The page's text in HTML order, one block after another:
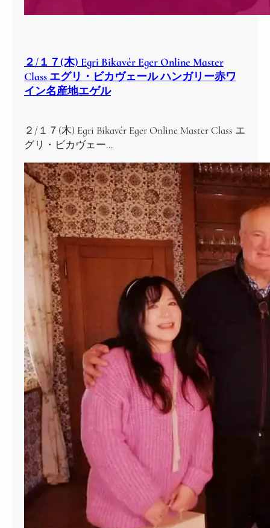
２/１７(木) Egri Bikavér Eger Online Master
Class エグリ・ビカヴェール ハンガリー赤ワ
イン名産地エゲル
２/１７(木) Egri Bikavér Eger Online Master Class エ
グリ・ビカヴェー…